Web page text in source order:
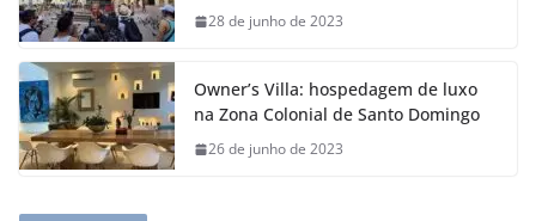
28 de junho de 2023
Owner’s Villa: hospedagem de luxo
na Zona Colonial de Santo Domingo
26 de junho de 2023